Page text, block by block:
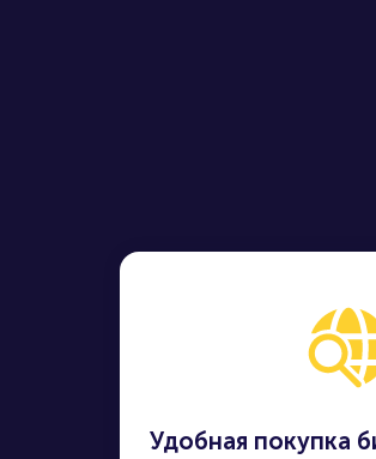
Удобная покупка